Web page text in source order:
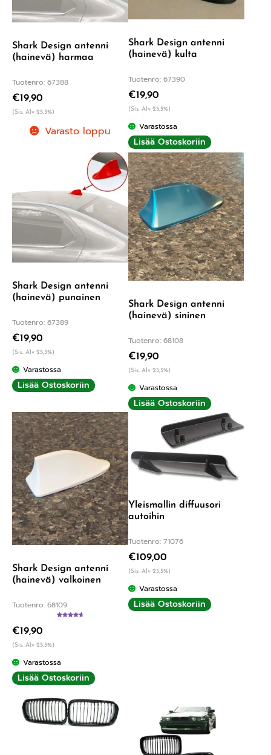
Shark Design antenni
(hainevä) harmaa
Tuotenro: 67388
€19,90
(Sis. Alv 25,5%)
Varasto loppu
Shark Design antenni
(hainevä) kulta
Tuotenro: 67390
€19,90
(Sis. Alv 25,5%)
Varastossa
Lisää Ostoskoriin
Shark Design antenni
(hainevä) punainen
Tuotenro: 67389
€19,90
(Sis. Alv 25,5%)
Varastossa
Lisää Ostoskoriin
Shark Design antenni
(hainevä) sininen
Tuotenro: 68108
€19,90
(Sis. Alv 25,5%)
Varastossa
Lisää Ostoskoriin
Shark Design antenni
(hainevä) valkoinen
Tuotenro: 68109
€19,90
(Sis. Alv 25,5%)
Varastossa
Lisää Ostoskoriin
Yleismallin diffuusori
autoihin
Tuotenro: 71076
€109,00
(Sis. Alv 25,5%)
Varastossa
Lisää Ostoskoriin